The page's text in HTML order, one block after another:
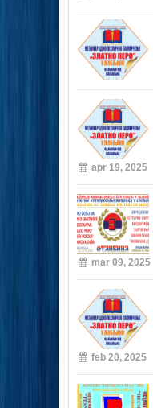
apr 19, 2025
mar 09, 2025
feb 20, 2025